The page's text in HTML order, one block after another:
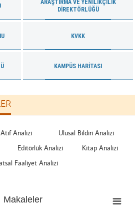
ARAŞTIRMA VE YENILIKÇILIK
DIREKTÖRLÜĞÜ
KVKK
KAMPÜS HARITASI
Atıf Analizi
Ulusal Bildiri Analizi
Editörlük Analizi
Kitap Analizi
Faaliyet Analizi
Makaleler